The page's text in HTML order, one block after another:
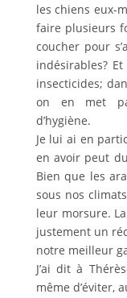
les chiens eux-
faire plusieurs
coucher pour
indésirables?
insecticides;
on en met
d’hygiène.
Je lui ai en
en avoir peut
Bien que les
sous nos
leur morsure.
justement un
notre meilleur
J’ai dit à
même d’éviter,